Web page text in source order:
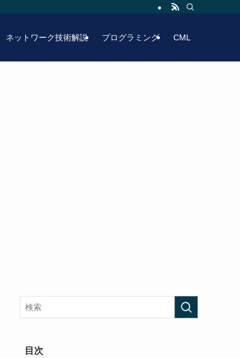
ネットワーク技術解説 プログラミング CML
目次